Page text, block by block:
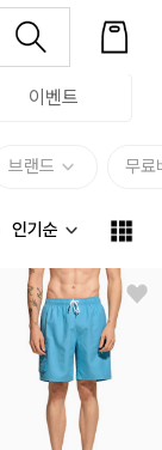
이벤트
브랜드 무료
인기순